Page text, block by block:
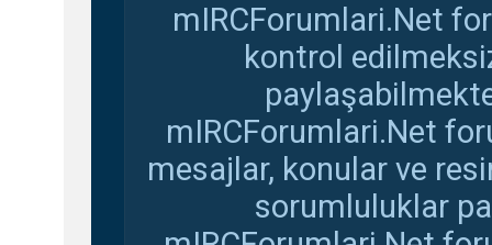
mIRCForumlari.Net
kontrol
mIRCForumlari.Net
mesajlar, konular ve
sorumluluklar